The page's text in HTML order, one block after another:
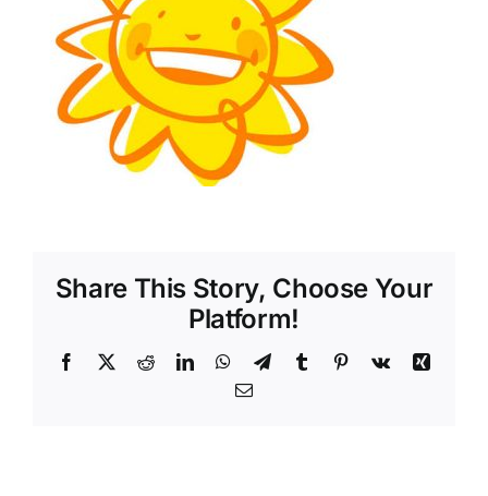
Shop
Tratamente naturale
Iubim fructele
Share This Story, Choose Your
Platform!
Facebook
X RedditLinkedInWhatsApp
TelegramTumblr Pinterest
Vk
Xing
Email